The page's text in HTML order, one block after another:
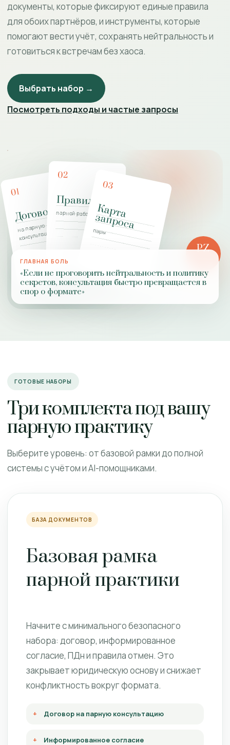
документы, которые фиксируют единые правила
для обоих партнёров, и инструменты, которые
помогают вести учёт, сохранять нейтральность и
готовиться к встречам без хаоса.
Выбрать набор →
Посмотреть подходы и частые запросы
01
Договор
на парную
консультацию
02
Правила
парной работы
03
К
а
р
т
а
з
а
п
р
о
с
а
пары
PZ
ГЛАВНАЯ БОЛЬ
«Если не проговорить нейтральность и политику
секретов, консультация быстро превращается в
спор о формате»
ГОТОВЫЕ НАБОРЫ
Три комплекта под вашу
парную практику
Выберите уровень: от базовой рамки до полной
системы с учётом и AI-помощниками.
БАЗА ДОКУМЕНТОВ
Базовая рамка
парной практики
Начните с минимального безопасного
набора: договор, информированное
согласие, ПДн и правила отмен. Это
закрывает юридическую основу и снижает
конфликтность вокруг формата.
Договор на парную консультацию
Информированное согласие